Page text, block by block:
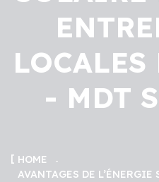
- MDT
HOME
AVANTAGES DE L’ÉNERGIE